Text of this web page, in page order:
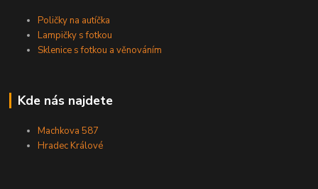
Poličky na autíčka
Lampičky s fotkou
Sklenice s fotkou a věnováním
Kde nás najdete
Machkova 587
Hradec Králové